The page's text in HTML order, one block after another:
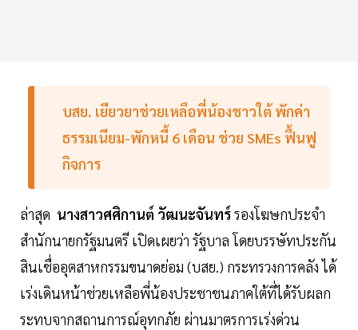
บสย. เยียวยาช่วยเหลือพี่น้องชาวใต้ พักค่า
ธรรมเนียม-พักหนี้ 6 เดือน ช่วย SMEs ฟื้นฟู
กิจการ
ล่าสุด นางสาวศศิกานต์ วัฒนะจันทร์รองโฆษกประจำ
สำนักนายกรัฐมนตรี เปิดเผยว่า รัฐบาล โดยบรรษัทประกัน
สินเชื่ออุตสาหกรรมขนาดย่อม (บสย.) กระทรวงการคลัง ได้
เร่งเดินหน้าช่วยเหลือพี่น้องประชาชนภาคใต้ที่ได้รับผลก
ระทบจากสถานการณ์อุทกภัย ผ่านมาตรการเร่งด่วน